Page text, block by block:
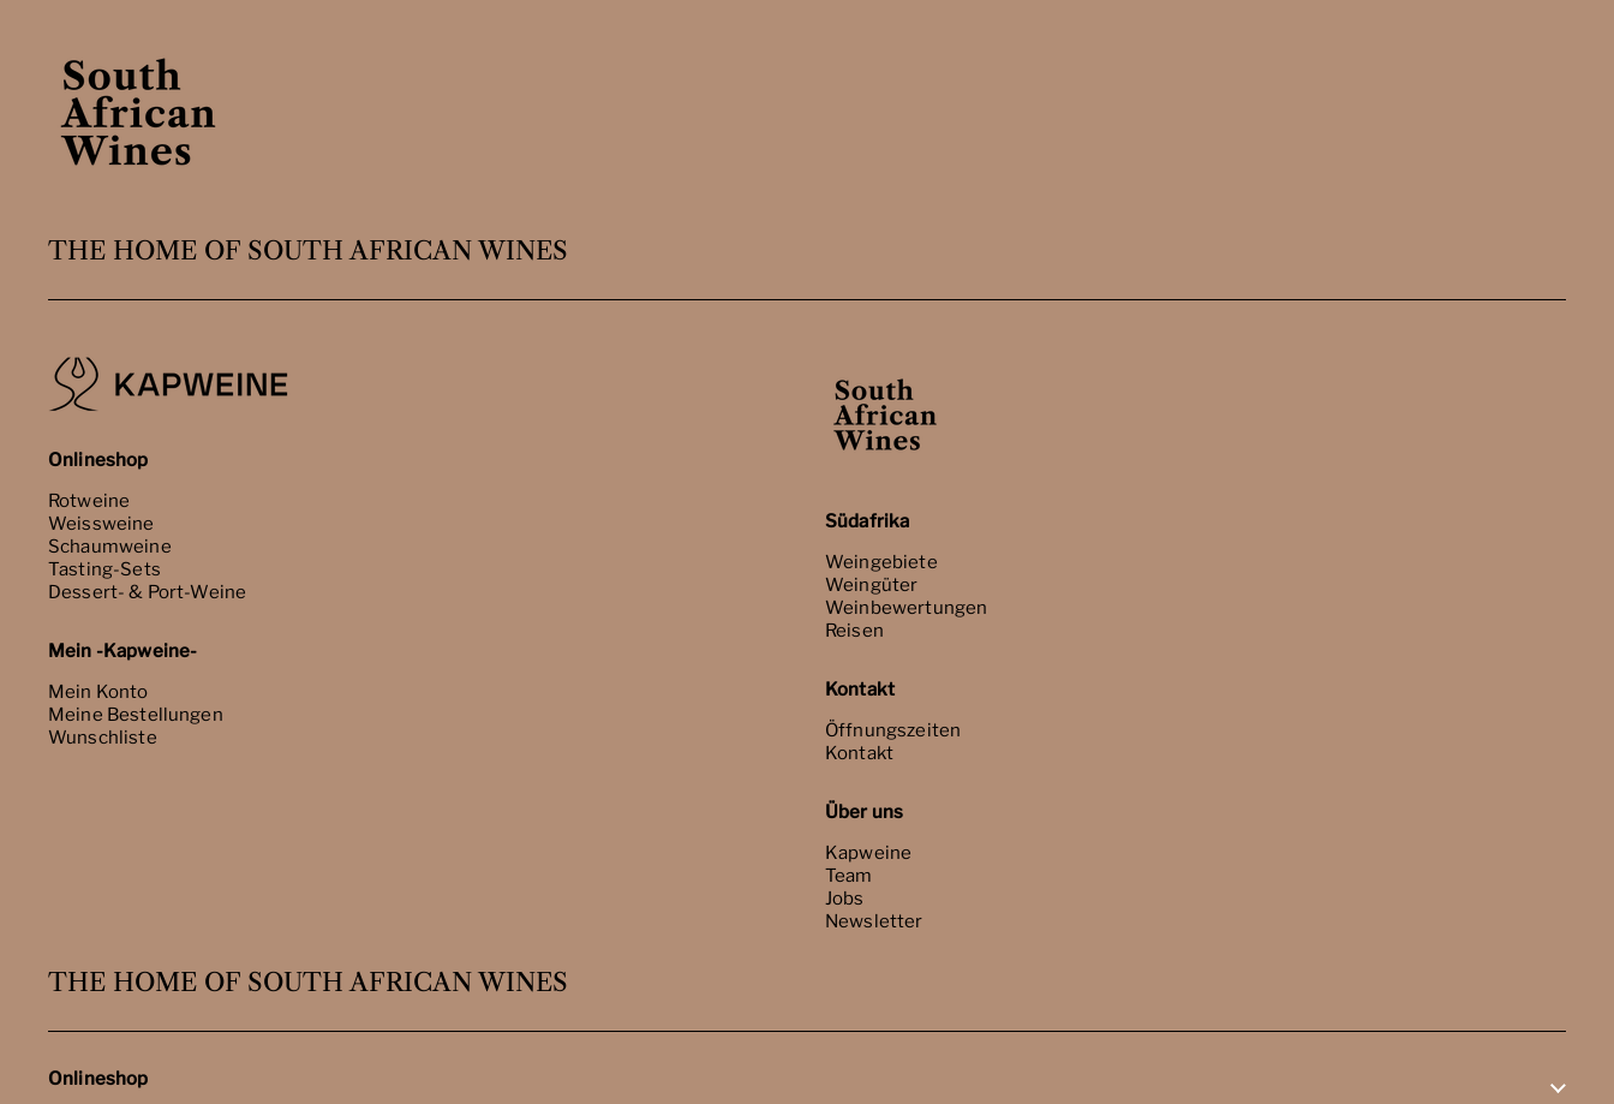
THE HOME OF SOUTH AFRICAN WINES
Onlineshop
Rotweine
Weissweine
Schaumweine
Tasting-Sets
Dessert- & Port-Weine
Mein -Kapweine-
Mein Konto
Meine Bestellungen
Wunschliste
Südafrika
Weingebiete
Weingüter
Weinbewertungen
Reisen
Kontakt
Öffnungszeiten
Kontakt
Über uns
Kapweine
Team
Jobs
Newsletter
THE HOME OF SOUTH AFRICAN WINES
Onlineshop